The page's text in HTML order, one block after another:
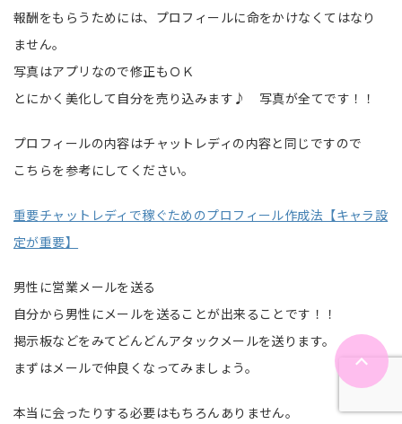
報酬をもらうためには、プロフィールに命をかけなくてはなり
ません。
写真はアプリなので修正もＯＫ
とにかく美化して自分を売り込みます♪ 写真が全てです！！
プロフィールの内容はチャットレディの内容と同じですので
こちらを参考にしてください。
重要チャットレディで稼ぐためのプロフィール作成法【キャラ設
定が重要】
男性に営業メールを送る
自分から男性にメールを送ることが出来ることです！！
掲示板などをみてどんどんアタックメールを送ります。
まずはメールで仲良くなってみましょう。
本当に会ったりする必要はもちろんありません。